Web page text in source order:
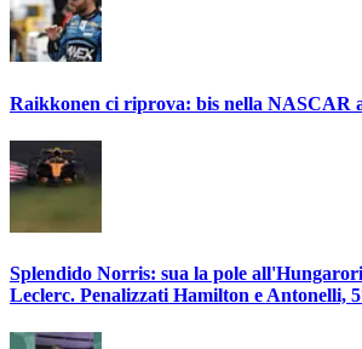
Raikkonen ci riprova: bis nella NASCAR
Splendido Norris: sua la pole
Leclerc. Penalizzati Hamilton e Antonelli,